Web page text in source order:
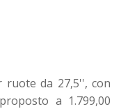
da 27,5'', con
a 1.799,00